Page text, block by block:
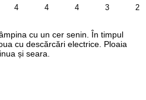
4
4
4
3
2
cu un cer senin. În timpul
cu descărcări electrice. Ploaia
și seara.